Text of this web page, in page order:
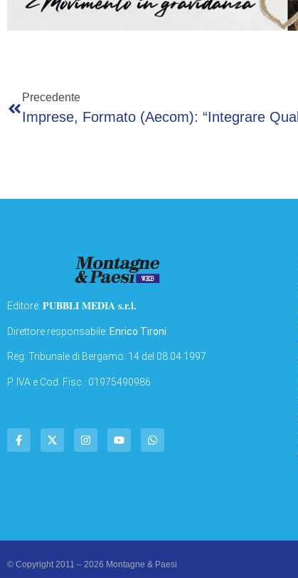
Precedente
Editore: PUBBLI MEDIA s.r.l.
Direttore responsabile: Enrico Tironi
Reg: Tribunale di Bergamo: 14 del 08.04.1997
P. IVA e Cod. Fisc.: 01975490986
© Copyright 2011 – 2026 Montagne & Paesi